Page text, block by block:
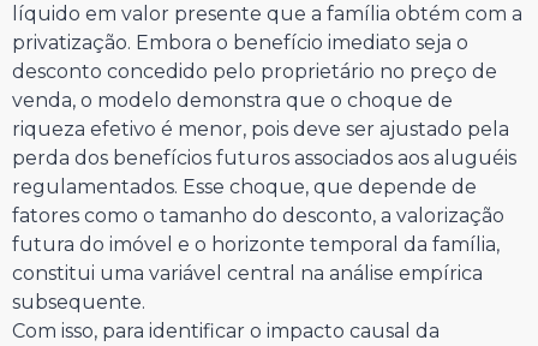
líquido em valor presente que a família obtém com a
privatização. Embora o benefício imediato seja o
desconto concedido pelo proprietário no preço de
venda, o modelo demonstra que o choque de
riqueza efetivo é menor, pois deve ser ajustado pela
perda dos benefícios futuros associados aos aluguéis
regulamentados. Esse choque, que depende de
fatores como o tamanho do desconto, a valorização
futura do imóvel e o horizonte temporal da família,
constitui uma variável central na análise empírica
subsequente.
Com isso, para identificar o impacto causal da